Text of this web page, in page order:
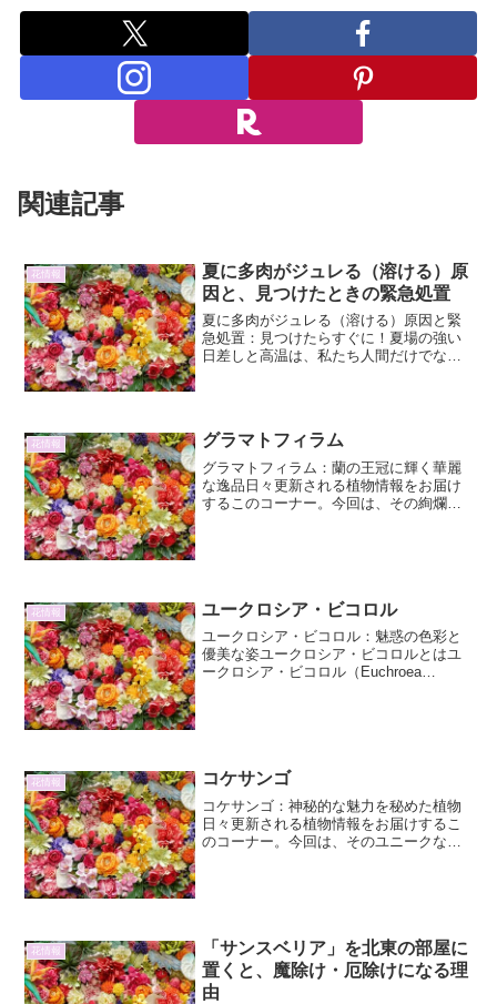
関連記事
花情報
夏に多肉がジュレる（溶ける）原
因と、見つけたときの緊急処置
夏に多肉がジュレる（溶ける）原因と緊
急処置：見つけたらすぐに！夏場の強い
日差しと高温は、私たち人間だけでな
花情報 グラマトフィラム
グラマトフィラム：蘭の王冠に輝く華麗
な逸品日々更新される植物情報をお届け
するこのコーナー。今回は、その絢爛た
花情報 ユークロシア・ビコロル
ユークロシア・ビコロル：魅惑の色彩と
優美な姿ユークロシア・ビコロルとはユ
ークロシア・ビコロル（Euchroea
花情報 コケサンゴ
コケサンゴ：神秘的な魅力を秘めた植物
日々更新される植物情報をお届けするこ
のコーナー。今回は、そのユニークな姿
花情報
「サンスベリア」を北東の部屋に
置くと、魔除け・厄除けになる理
由